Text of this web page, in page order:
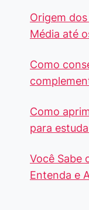
Origem
Média até
Como
Como
para
Você Sabe
Entenda e